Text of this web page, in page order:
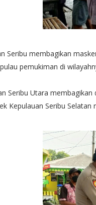
Seribu membagikan
pemukiman di
Seribu Utara
Kepulauan Seribu